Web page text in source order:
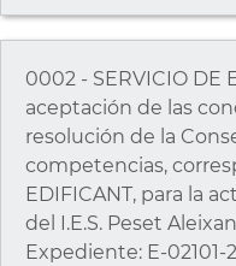
0002 - SERVICIO DE
aceptación de las
resolución de la
competencias,
EDIFICANT, para la
del I.E.S. Peset
Expediente: E-